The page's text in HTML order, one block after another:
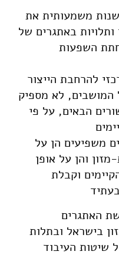
משמעותית את
ותלויות באתגרים של
השפעות
להרחבת הייצור
המושבים, לא מספיק
הבאים, על פי
משפיעים הן על
והן על אופן
וקבלת
האתגרים
בישראל ובתלות
שיטות העיבוד